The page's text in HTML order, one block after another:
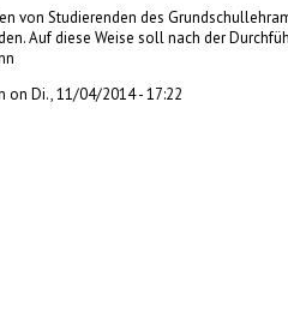
von Studierenden des
Auf diese Weise soll nach der
on Di., 11/04/2014 - 17:22